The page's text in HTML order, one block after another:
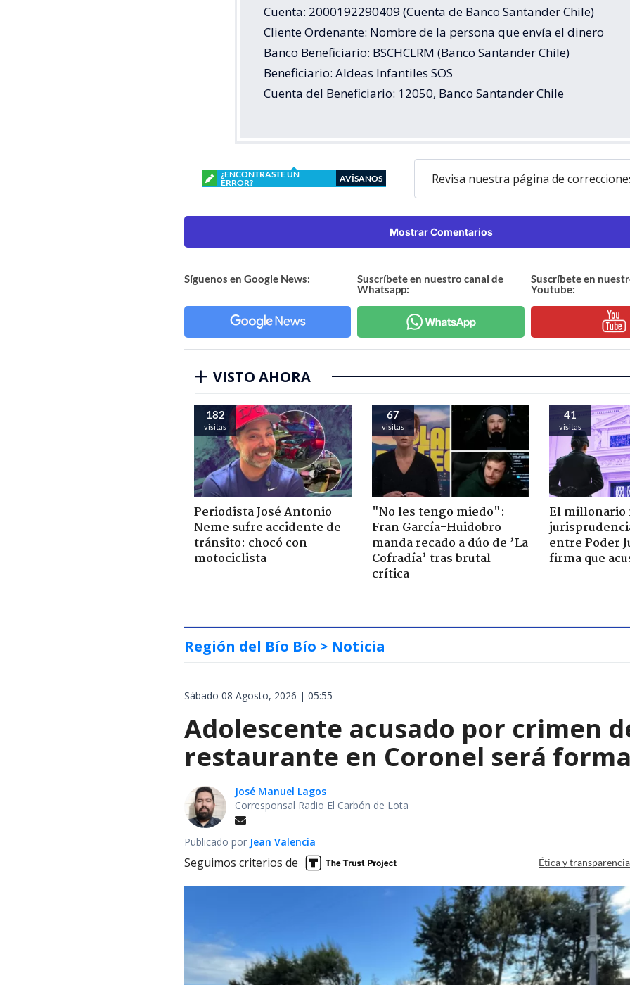
Cuenta: 2000192290409 (Cuenta de Banco Santander Chile)
Cliente Ordenante: Nombre de la persona que envía el dinero
Banco Beneficiario: BSCHCLRM (Banco Santander Chile)
Beneficiario: Aldeas Infantiles SOS
Cuenta del Beneficiario: 12050, Banco Santander Chile
¿ENCONTRASTE UN
ERROR?
AVÍSANOS Revisa nuestra página de
Mostrar Comentarios
Síguenos en Google News:
Suscríbete en nuestro canal de
Whatsapp:
Suscríbete en
Youtube:
VISTO AHORA
182
visitas
Periodista José Antonio
Neme sufre accidente de
tránsito: chocó con
motociclista
67
visitas
"No les tengo miedo":
Fran García-Huidobro
manda recado a dúo de ’La
Cofradía’ tras brutal
crítica
41
visitas
El millonario
entre Poder
firma que
Región del Bío Bío > Noticia
Sábado 08 Agosto, 2026 | 05:55
Adolescente acusado por crimen
restaurante en Coronel será
José Manuel Lagos
Corresponsal Radio El Carbón de Lota
Publicado por Jean Valencia
Seguimos criterios de Ética y